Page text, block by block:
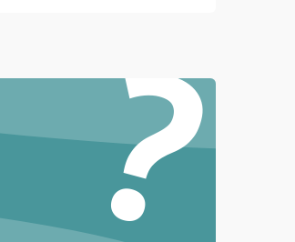
Подробнее →
?